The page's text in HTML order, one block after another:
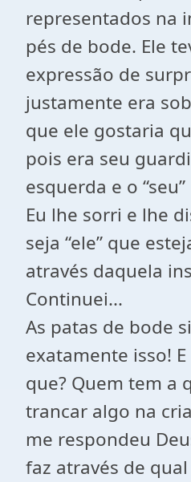
representados na
pés de bode. Ele
expressão de
justamente era
que ele gostaria
pois era seu
esquerda e o
Eu lhe sorri e lhe
seja “ele” que
através daquela
Continuei...
As patas de bode
exatamente isso!
que? Quem tem a
trancar algo na
me respondeu
faz através de